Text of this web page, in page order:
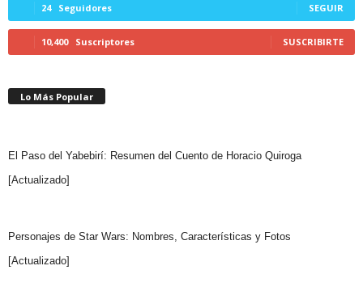
24 Seguidores SEGUIR
10,400 Suscriptores SUSCRIBIRTE
Lo Más Popular
El Paso del Yabebirí: Resumen del Cuento de Horacio Quiroga
[Actualizado]
Personajes de Star Wars: Nombres, Características y Fotos
[Actualizado]